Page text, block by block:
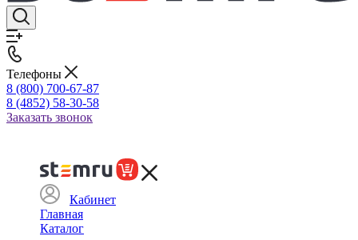
Телефоны
8 (800) 700-67-87
8 (4852) 58-30-58
Заказать звонок
Кабинет
Главная
Каталог